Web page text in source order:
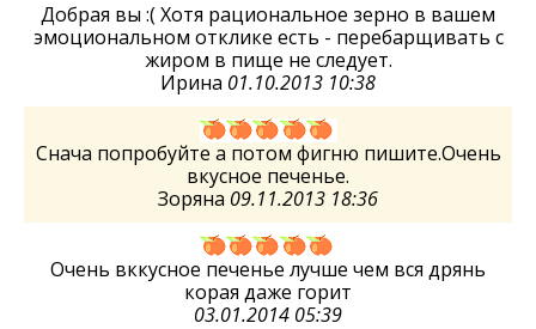
Добрая вы :( Хотя рациональное зерно в вашем
эмоциональном отклике есть - перебарщивать с
жиром в пище не следует.
Ирина 01.10.2013 10:38
Снача попробуйте а потом фигню пишите.Очень
вкусное печенье.
Зоряна 09.11.2013 18:36
Очень вккусное печенье лучше чем вся дрянь
корая даже горит
03.01.2014 05:39